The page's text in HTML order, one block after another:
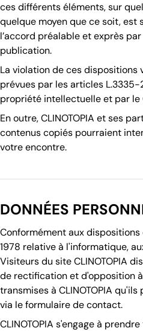
ces différents éléments, sur
quelque moyen que ce soit,
l’accord préalable et exprès
publication.
La violation de ces dispositions
prévues par les articles
propriété intellectuelle et par le
En outre, CLINOTOPIA et ses
contenus copiés pourraient
votre encontre.
DONNÉES
Conformément aux dispositions
1978 relative à l'informatique,
Visiteurs du site CLINOTOPIA
de rectification et d'opposition
transmises à CLINOTOPIA
via le formulaire de contact.
CLINOTOPIA s'engage à